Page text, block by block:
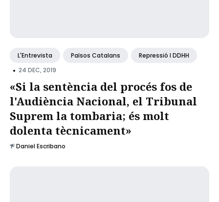
L'Entrevista Països Catalans Repressió I DDHH
• 24 DEC, 2019
«Si la sentència del procés fos de
l'Audiència Nacional, el Tribunal
Suprem la tombaria; és molt
dolenta tècnicament»
Daniel Escribano